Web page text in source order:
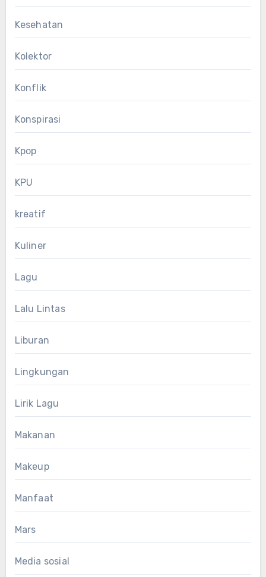
Kesehatan
Kolektor
Konflik
Konspirasi
Kpop
KPU
kreatif
Kuliner
Lagu
Lalu Lintas
Liburan
Lingkungan
Lirik Lagu
Makanan
Makeup
Manfaat
Mars
Media sosial